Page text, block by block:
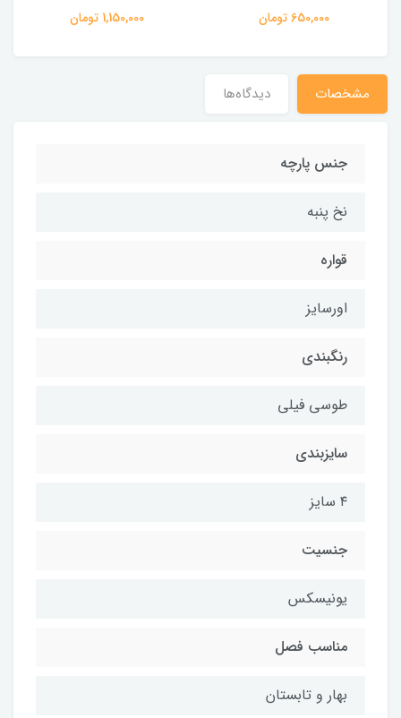
650,000 تومان 1,150,000 تومان
مشخصات دیدگاه‌ها
جنس پارچه
نخ پنبه
قواره
اورسایز
رنگبندی
طوسی فیلی
سایزبندی
۴ سایز
جنسیت
یونیسکس
مناسب فصل
بهار و تابستان